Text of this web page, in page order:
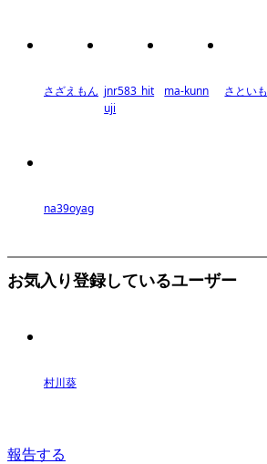
さざえもん jnr583_hit
uji
ma-kunn さといも
na39oyag
お気入り登録しているユーザー
村川葵
報告する